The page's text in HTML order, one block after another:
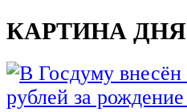
КАРТИНА ДНЯ